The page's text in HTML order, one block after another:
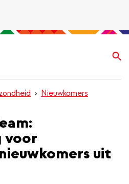
Nieuwkomers
voor
uit